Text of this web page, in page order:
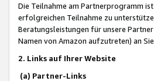
Die Teilnahme am Partnerprogramm
erfolgreichen Teilnahme zu
Beratungsleistungen für unsere
Namen von Amazon aufzutreten) an
2. Links auf Ihrer Website
(a) Partner-Links